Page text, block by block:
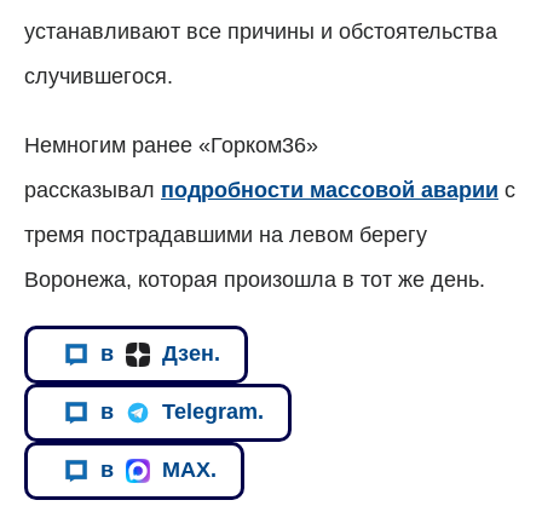
устанавливают все причины и обстоятельства
случившегося.
Немногим ранее «Горком36»
рассказывал подробности массовой аварии с
тремя пострадавшими на левом берегу
Воронежа, которая произошла в тот же день.
в Дзен.
в Telegram.
в MAX.